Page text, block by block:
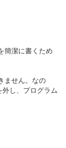
簡潔に書くため
ません。なの
し、プログラム